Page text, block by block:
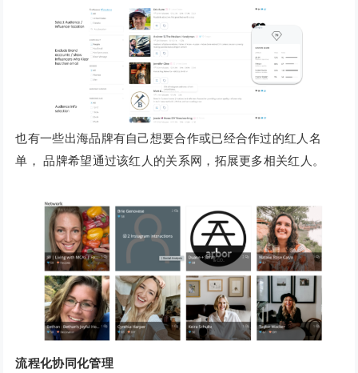
也有一些出海品牌有自己想要合作或已经合作过的红人名
单， 品牌希望通过该红人的关系网，拓展更多相关红人。
流程化协同化管理